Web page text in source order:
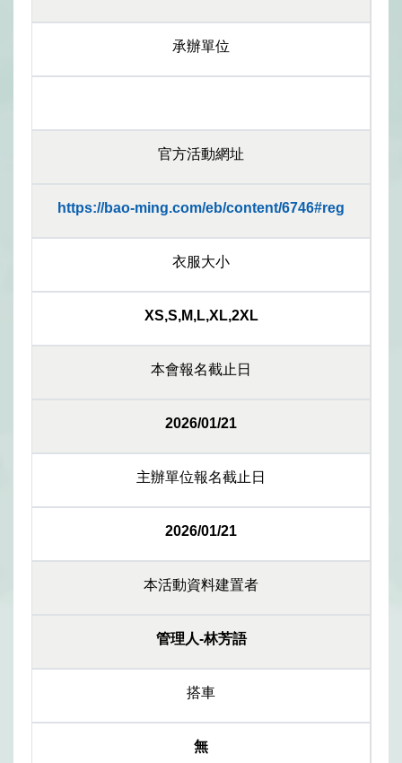
承辦單位
官方活動網址
https://bao-ming.com/eb/content/6746#reg
衣服大小
XS,S,M,L,XL,2XL
本會報名截止日
2026/01/21
主辦單位報名截止日
2026/01/21
本活動資料建置者
管理人-林芳語
搭車
無